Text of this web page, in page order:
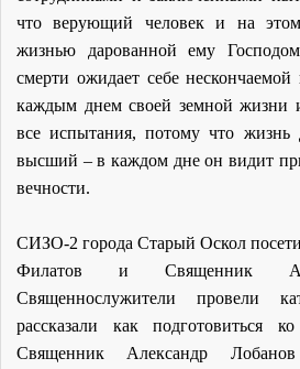
что верующий человек и на
жизнью дарованной ему
смерти ожидает себе
каждым днем своей земной жизни
все испытания, потому что жизнь
высший – в каждом дне он видит
вечности.
СИЗО-2 города Старый Оскол
Филатов и Священник
Священнослужители провели
рассказали как подготовиться
Священник Александр